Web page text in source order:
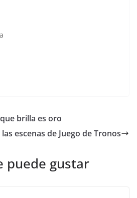
/
brilla es oro
escenas de Juego de Tronos
puede gustar